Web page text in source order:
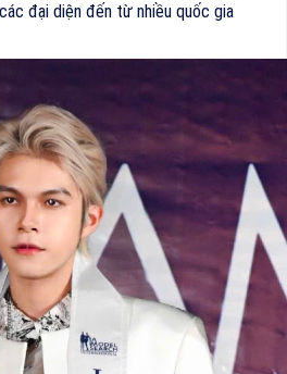
đại diện đến từ nhiều quốc gia